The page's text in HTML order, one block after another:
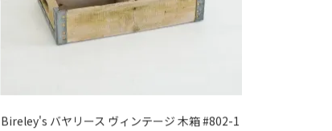
Bireley's バヤリース ヴィンテージ 木箱 #802-1